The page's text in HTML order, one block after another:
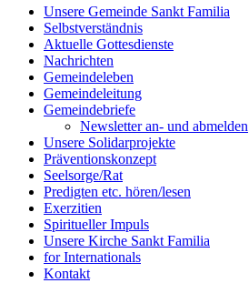
Unsere Gemeinde Sankt Familia
Selbstverständnis
Aktuelle Gottesdienste
Nachrichten
Gemeindeleben
Gemeindeleitung
Gemeindebriefe
Newsletter an- und abmelden
Unsere Solidarprojekte
Präventionskonzept
Seelsorge/Rat
Predigten etc. hören/lesen
Exerzitien
Spiritueller Impuls
Unsere Kirche Sankt Familia
for Internationals
Kontakt